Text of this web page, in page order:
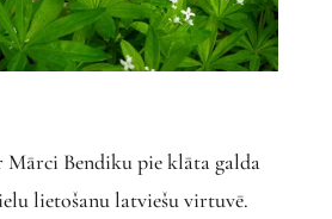
Mārci Bendiku pie klāta galda
lietošanu latviešu virtuvē.